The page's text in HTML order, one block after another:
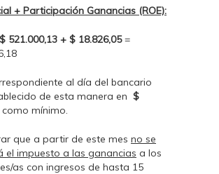
+ Participación Ganancias (ROE):
521.000,13 + $ 18.826,05=
al día del bancario
de esta manera en $
como mínimo.
que a partir de este mes no se
el impuesto a las ganancias a los
as con ingresos de hasta 15